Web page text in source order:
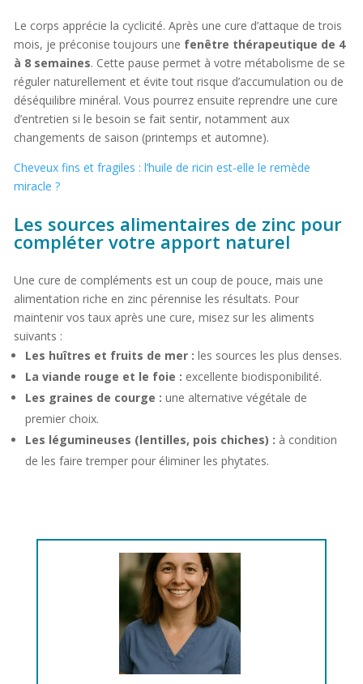
Le corps apprécie la cyclicité. Après une cure d’attaque de trois
mois, je préconise toujours une fenêtre thérapeutique de 4
à 8 semaines. Cette pause permet à votre métabolisme de se
réguler naturellement et évite tout risque d’accumulation ou de
déséquilibre minéral. Vous pourrez ensuite reprendre une cure
d’entretien si le besoin se fait sentir, notamment aux
changements de saison (printemps et automne).
Cheveux fins et fragiles : l’huile de ricin est-elle le remède
miracle ?
Les sources alimentaires de zinc pour
compléter votre apport naturel
Une cure de compléments est un coup de pouce, mais une
alimentation riche en zinc pérennise les résultats. Pour
maintenir vos taux après une cure, misez sur les aliments
suivants :
Les huîtres et fruits de mer : les sources les plus denses.
La viande rouge et le foie : excellente biodisponibilité.
Les graines de courge : une alternative végétale de
premier choix.
Les légumineuses (lentilles, pois chiches) : à condition
de les faire tremper pour éliminer les phytates.